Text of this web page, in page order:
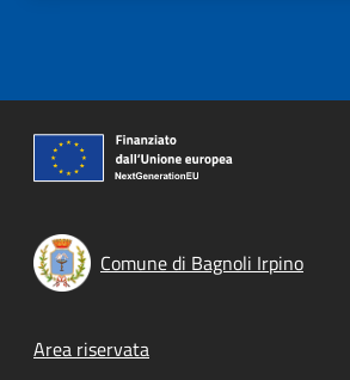
Comune di Bagnoli Irpino
Footer menu
Area riservata